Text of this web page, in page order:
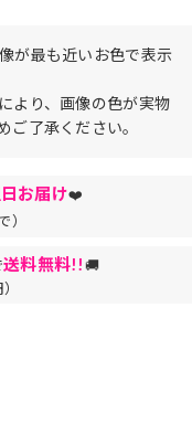
が最も近いお色で表示
より、画像の色が実物
ご了承ください。
お届け❤️
）
送料無料!!🚚